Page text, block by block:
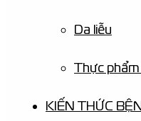
Da liễu
Thực
KIẾN THỨC